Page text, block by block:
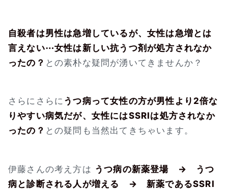
自殺者は男性は急増しているが、女性は急増とは
言えない⋯女性は新しい抗うつ剤が処方されなか
ったの？ との素朴な疑問が湧いてきませんか？
さらにさらに うつ病って女性の方が男性より2倍な
りやすい病気だが、女性にはSSRIは処方されなか
ったの？ との疑問も当然出てきちゃいます。
伊藤さんの考え方は うつ病の新薬登場 → うつ
病と診断される人が増える → 新薬であるSSRI